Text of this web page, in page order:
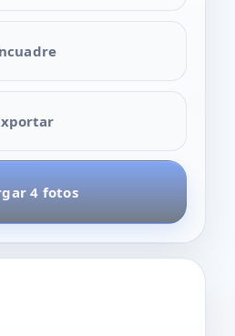
4 fotos